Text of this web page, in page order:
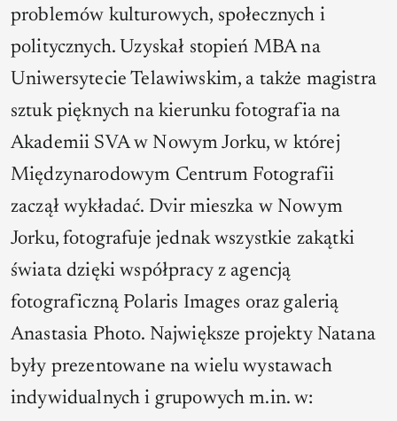
problemów kulturowych, społecznych i
politycznych. Uzyskał stopień MBA na
Uniwersytecie Telawiwskim, a także magistra
sztuk pięknych na kierunku fotografia na
Akademii SVA w Nowym Jorku, w której
Międzynarodowym Centrum Fotografii
zaczął wykładać. Dvir mieszka w Nowym
Jorku, fotografuje jednak wszystkie zakątki
świata dzięki współpracy z agencją
fotograficzną Polaris Images oraz galerią
Anastasia Photo. Największe projekty Natana
były prezentowane na wielu wystawach
indywidualnych i grupowych m.in. w: